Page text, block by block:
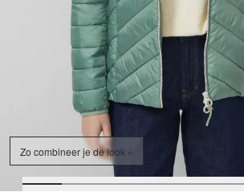
Zo combineer je de look